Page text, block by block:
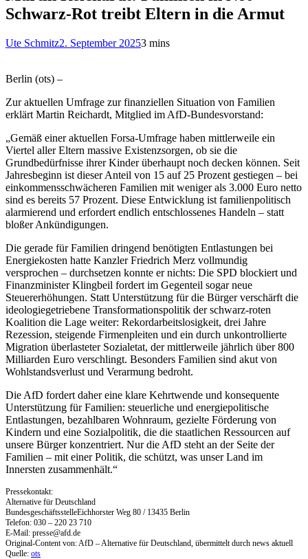
Schwarz-Rot treibt Eltern in die Armut
Ute Schmitz2. September 20253 mins
Berlin (ots) –
Zur aktuellen Umfrage zur finanziellen Situation von Familien
erklärt Martin Reichardt, Mitglied im AfD-Bundesvorstand:
„Gemäß einer aktuellen Forsa-Umfrage haben mittlerweile ein
Viertel aller Eltern massive Existenzsorgen, ob sie die
Grundbedürfnisse ihrer Kinder überhaupt noch decken können. Seit
Jahresbeginn ist dieser Anteil von 15 auf 25 Prozent gestiegen – bei
einkommensschwächeren Familien mit weniger als 3.000 Euro netto
sind es bereits 57 Prozent. Diese Entwicklung ist familienpolitisch
alarmierend und erfordert endlich entschlossenes Handeln – statt
bloßer Ankündigungen.
Die gerade für Familien dringend benötigten Entlastungen bei
Energiekosten hatte Kanzler Friedrich Merz vollmundig
versprochen – durchsetzen konnte er nichts: Die SPD blockiert und
Finanzminister Klingbeil fordert im Gegenteil sogar neue
Steuererhöhungen. Statt Unterstützung für die Bürger verschärft die
ideologiegetriebene Transformationspolitik der schwarz-roten
Koalition die Lage weiter: Rekordarbeitslosigkeit, drei Jahre
Rezession, steigende Firmenpleiten und ein durch unkontrollierte
Migration überlasteter Sozialetat, der mittlerweile jährlich über 800
Milliarden Euro verschlingt. Besonders Familien sind akut von
Wohlstandsverlust und Verarmung bedroht.
Die AfD fordert daher eine klare Kehrtwende und konsequente
Unterstützung für Familien: steuerliche und energiepolitische
Entlastungen, bezahlbaren Wohnraum, gezielte Förderung von
Kindern und eine Sozialpolitik, die die staatlichen Ressourcen auf
unsere Bürger konzentriert. Nur die AfD steht an der Seite der
Familien – mit einer Politik, die schützt, was unser Land im
Innersten zusammenhält.“
Pressekontakt:
Alternative für Deutschland
BundesgeschäftsstelleEichhorster Weg 80 / 13435 Berlin
Telefon: 030 – 220 23 710
E-Mail: presse@afd.de
Original-Content von: AfD – Alternative für Deutschland, übermittelt durch news aktuell
Quelle: ots